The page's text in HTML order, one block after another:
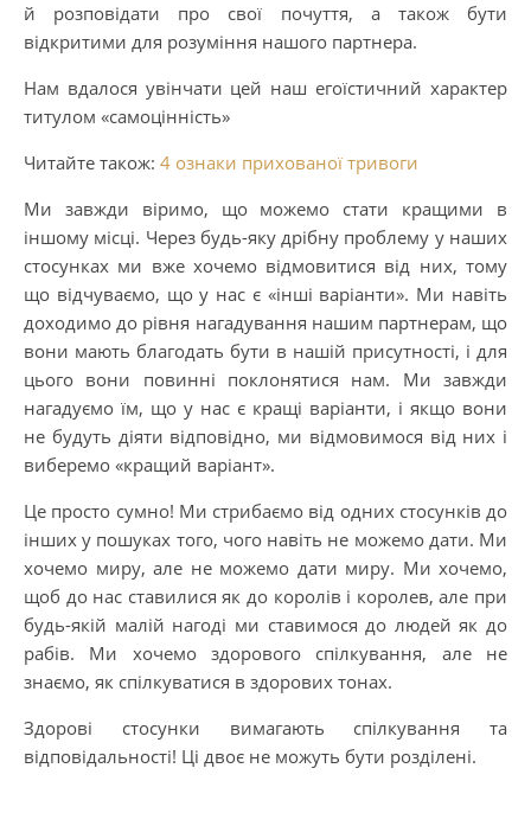
й розповідати про свої почуття, а також бути
відкритими для розуміння нашого партнера.
Нам вдалося увінчати цей наш егоїстичний характер
титулом «самоцінність»
Читайте також: 4 ознаки прихованої тривоги
Ми завжди віримо, що можемо стати кращими в
іншому місці. Через будь-яку дрібну проблему у наших
стосунках ми вже хочемо відмовитися від них, тому
що відчуваємо, що у нас є «інші варіанти». Ми навіть
доходимо до рівня нагадування нашим партнерам, що
вони мають благодать бути в нашій присутності, і для
цього вони повинні поклонятися нам. Ми завжди
нагадуємо їм, що у нас є кращі варіанти, і якщо вони
не будуть діяти відповідно, ми відмовимося від них і
виберемо «кращий варіант».
Це просто сумно! Ми стрибаємо від одних стосунків до
інших у пошуках того, чого навіть не можемо дати. Ми
хочемо миру, але не можемо дати миру. Ми хочемо,
щоб до нас ставилися як до королів і королев, але при
будь-якій малій нагоді ми ставимося до людей як до
рабів. Ми хочемо здорового спілкування, але не
знаємо, як спілкуватися в здорових тонах.
Здорові стосунки вимагають спілкування та
відповідальності! Ці двоє не можуть бути розділені.